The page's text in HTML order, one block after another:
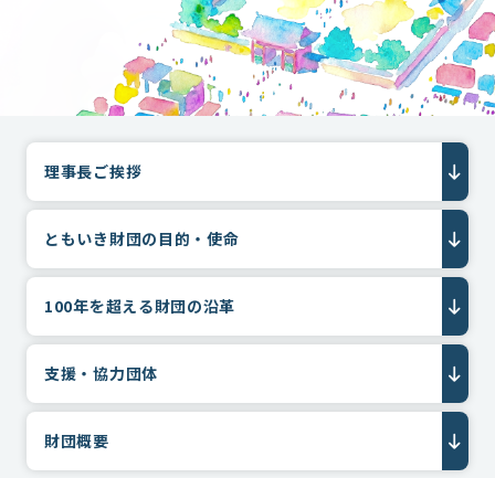
理事長ご挨拶
ともいき財団の目的・使命
100年を超える財団の沿革
支援・協力団体
財団概要